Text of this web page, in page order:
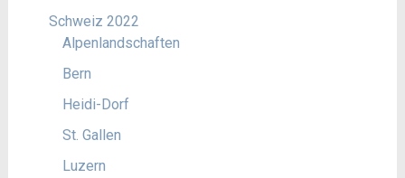
Schweiz 2022
Alpenlandschaften
Bern
Heidi-Dorf
St. Gallen
Luzern